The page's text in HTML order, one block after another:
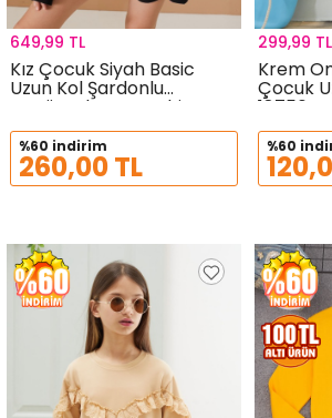
Kız Çocuk Siyah Basic
Uzun Kol Şardonlu
Kapüşonlu Sweatshirt
19185
649,99 TL
%60 indirim
260,00 TL
Krem
Çocuk
18756
299,99 TL
%60